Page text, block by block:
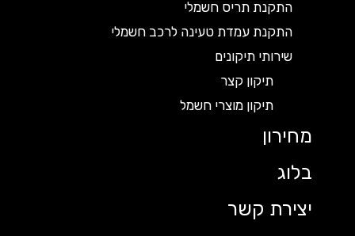
התקנת תריס חשמלי
התקנת עמדת טעינה לרכב חשמלי
שירותי תיקונים
תיקון קצר
תיקון מוצרי חשמל
מחירון
בלוג
יצירת קשר